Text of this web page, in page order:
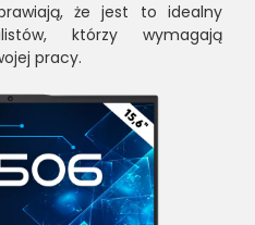
że jest to idealny
którzy wymagają
pracy.